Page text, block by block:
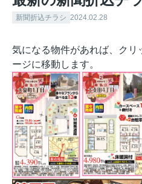
新聞折込チラシ 2024.02.28
気になる物件があれば、ク
ージに移動します。